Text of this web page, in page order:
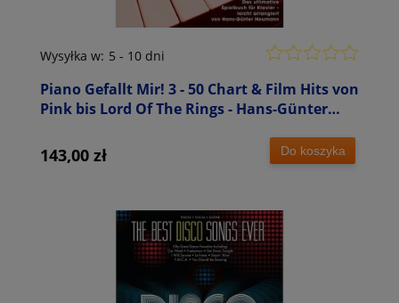
Piano Gefallt Mir! 3 - 50 Chart & Film Hits von
Pink bis Lord Of The Rings - Hans-Günter
Wysyłka w: 5 - 10 dni
143,00 zł Do koszyka